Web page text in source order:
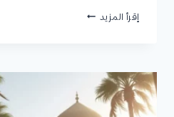
إقرأ المزيد المعهد
والشهادات،
شروط
القبول،
وكيفية